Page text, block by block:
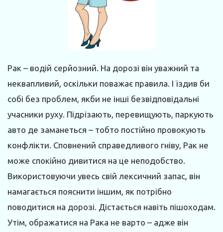
Рак – водій серйозний. На дорозі він уважний та
неквапливий, оскільки поважає правила. І їздив би
собі без проблем, якби не інші безвідповідальні
учасники руху. Підрізають, перевищують, паркують
авто де заманеться – тобто постійно провокують
конфлікти. Сповнений справедливого гніву, Рак не
може спокійно дивитися на це неподобство.
Використовуючи увесь свій лексичний запас, він
намагається пояснити іншим, як потрібно
поводитися на дорозі. Дістається навіть пішоходам.
Утім, ображатися на Рака не варто – адже він